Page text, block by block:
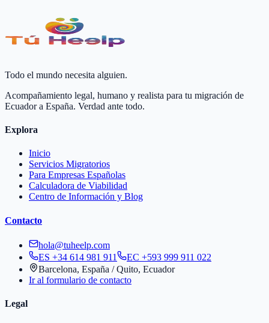
Todo el mundo necesita alguien.
Acompañamiento legal, humano y realista para tu migración de
Ecuador a España. Verdad ante todo.
Explora
Inicio
Servicios Migratorios
Para Empresas Españolas
Calculadora de Viabilidad
Centro de Información y Blog
Contacto
hola@tuheelp.com
ES +34 614 981 911 EC +593 999 911 022
Barcelona, España / Quito, Ecuador
Ir al formulario de contacto
Legal